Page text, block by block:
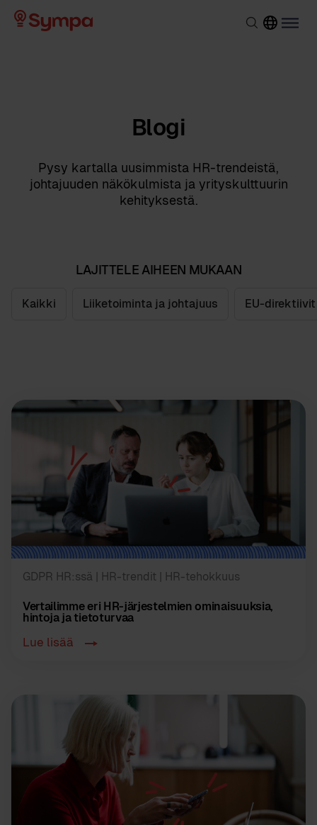
Blogi
Pysy kartalla uusimmista HR-trendeistä,
johtajuuden näkökulmista ja yrityskulttuurin
kehityksestä.
LAJITTELE AIHEEN MUKAAN
Kaikki Liiketoiminta ja johtajuus EU-direktiivit
GDPR HR:ssä | HR-trendit | HR-tehokkuus
Vertailimme eri HR-järjestelmien ominaisuuksia,
hintoja ja tietoturvaa
Lue lisää